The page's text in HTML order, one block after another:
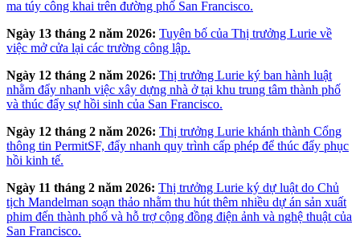
ma túy công khai trên đường phố San Francisco.
Ngày 13 tháng 2 năm 2026: Tuyên bố của Thị trưởng Lurie về
việc mở cửa lại các trường công lập.
Ngày 12 tháng 2 năm 2026: Thị trưởng Lurie ký ban hành luật
nhằm đẩy nhanh việc xây dựng nhà ở tại khu trung tâm thành phố
và thúc đẩy sự hồi sinh của San Francisco.
Ngày 12 tháng 2 năm 2026: Thị trưởng Lurie khánh thành Cổng
thông tin PermitSF, đẩy nhanh quy trình cấp phép để thúc đẩy phục
hồi kinh tế.
Ngày 11 tháng 2 năm 2026: Thị trưởng Lurie ký dự luật do Chủ
tịch Mandelman soạn thảo nhằm thu hút thêm nhiều dự án sản xuất
phim đến thành phố và hỗ trợ cộng đồng điện ảnh và nghệ thuật của
San Francisco.